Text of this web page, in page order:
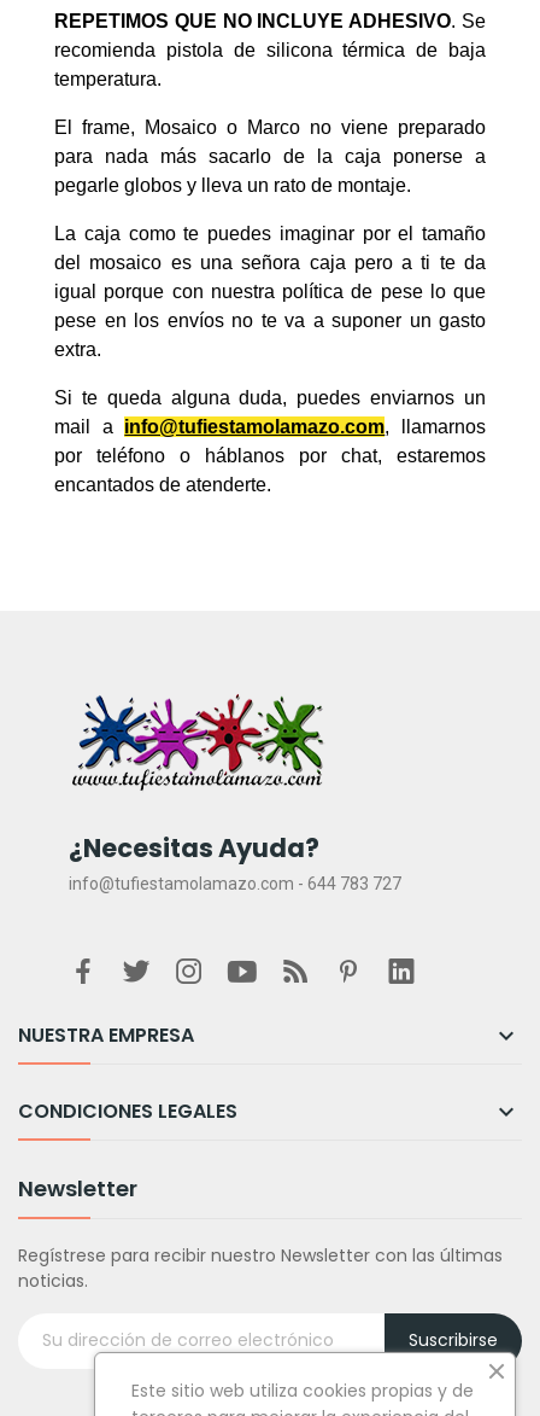
REPETIMOS QUE NO INCLUYE ADHESIVO. Se
recomienda pistola de silicona térmica de baja
temperatura.
El frame, Mosaico o Marco no viene preparado
para nada más sacarlo de la caja ponerse a
pegarle globos y lleva un rato de montaje.
La caja como te puedes imaginar por el tamaño
del mosaico es una señora caja pero a ti te da
igual porque con nuestra política de pese lo que
pese en los envíos no te va a suponer un gasto
extra.
Si te queda alguna duda, puedes enviarnos un
mail a info@tufiestamolamazo.com, llamarnos
por teléfono o háblanos por chat, estaremos
encantados de atenderte.
¿Necesitas Ayuda?
info@tufiestamolamazo.com - 644 783 727
NUESTRA EMPRESA 
CONDICIONES LEGALES 
Newsletter
Regístrese para recibir nuestro Newsletter con las últimas
noticias.
Suscribirse
Este sitio web utiliza cookies propias y de